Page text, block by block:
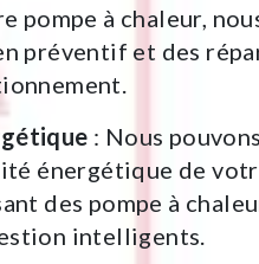
pompe à chaleur,
préventif et des
: Nous
énergétique de
des pompe à
intelligents.